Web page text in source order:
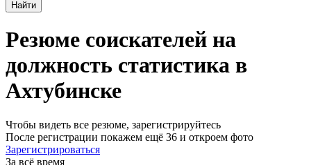
Найти
Резюме соискателей на
должность статистика в
Ахтубинске
Чтобы видеть все резюме, зарегистрируйтесь
После регистрации покажем ещё 36 и откроем фото
Зарегистрироваться
За всё время